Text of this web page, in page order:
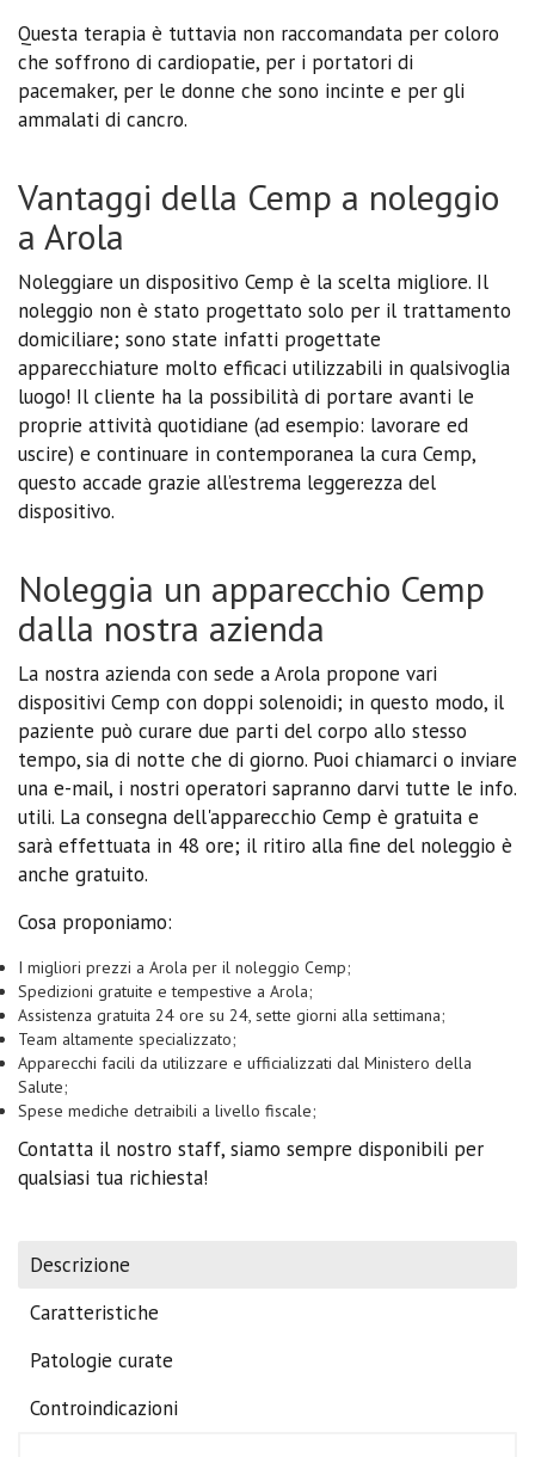
Questa terapia è tuttavia non raccomandata per coloro
che soffrono di cardiopatie, per i portatori di
pacemaker, per le donne che sono incinte e per gli
ammalati di cancro.
Vantaggi della Cemp a noleggio
a Arola
Noleggiare un dispositivo Cemp è la scelta migliore. Il
noleggio non è stato progettato solo per il trattamento
domiciliare; sono state infatti progettate
apparecchiature molto efficaci utilizzabili in qualsivoglia
luogo! Il cliente ha la possibilità di portare avanti le
proprie attività quotidiane (ad esempio: lavorare ed
uscire) e continuare in contemporanea la cura Cemp,
questo accade grazie all’estrema leggerezza del
dispositivo.
Noleggia un apparecchio Cemp
dalla nostra azienda
La nostra azienda con sede a Arola propone vari
dispositivi Cemp con doppi solenoidi; in questo modo, il
paziente può curare due parti del corpo allo stesso
tempo, sia di notte che di giorno. Puoi chiamarci o inviare
una e-mail, i nostri operatori sapranno darvi tutte le info.
utili. La consegna dell'apparecchio Cemp è gratuita e
sarà effettuata in 48 ore; il ritiro alla fine del noleggio è
anche gratuito.
Cosa proponiamo:
I migliori prezzi a Arola per il noleggio Cemp;
Spedizioni gratuite e tempestive a Arola;
Assistenza gratuita 24 ore su 24, sette giorni alla settimana;
Team altamente specializzato;
Apparecchi facili da utilizzare e ufficializzati dal Ministero della
Salute;
Spese mediche detraibili a livello fiscale;
Contatta il nostro staff, siamo sempre disponibili per
qualsiasi tua richiesta!
Descrizione
Caratteristiche
Patologie curate
Controindicazioni